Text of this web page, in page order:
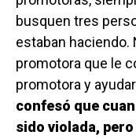
busquen tres
estaban haciendo.
promotora que le
promotora y
confesó que
sido violada,